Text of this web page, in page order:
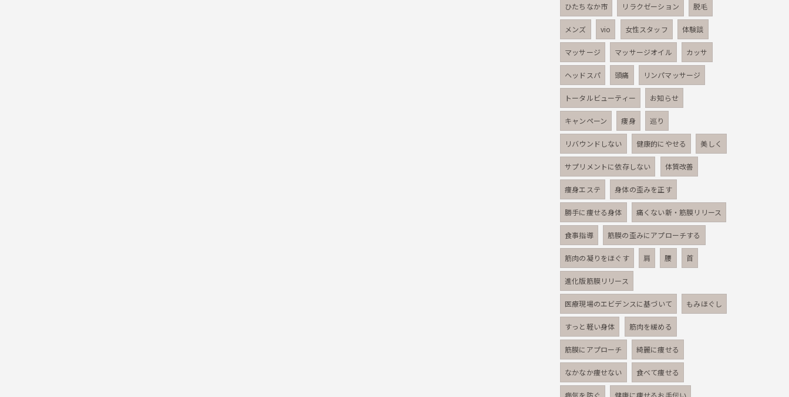
ひたちなか市 リラクゼーション 脱毛
メンズ vio 女性スタッフ 体験談
マッサージ マッサージオイル カッサ
ヘッドスパ 頭痛 リンパマッサージ
トータルビューティー お知らせ
キャンペーン 痩身 巡り
リバウンドしない 健康的にやせる 美しく
サプリメントに依存しない 体質改善
痩身エステ 身体の歪みを正す
勝手に痩せる身体 痛くない新・筋膜リリース
食事指導 筋膜の歪みにアプローチする
筋肉の凝りをほぐす 肩 腰 首
進化版筋膜リリース
医療現場のエビデンスに基づいて もみほぐし
すっと軽い身体 筋肉を緩める
筋膜にアプローチ 綺麗に痩せる
なかなか痩せない 食べて痩せる
病気を防ぐ 健康に痩せるお手伝い